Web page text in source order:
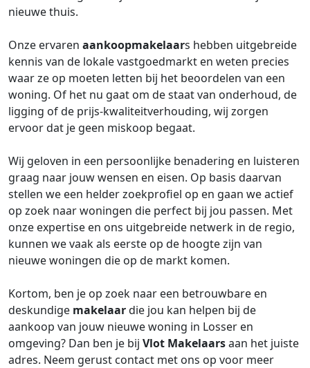
nieuwe thuis.
Onze ervaren aankoopmakelaars hebben uitgebreide
kennis van de lokale vastgoedmarkt en weten precies
waar ze op moeten letten bij het beoordelen van een
woning. Of het nu gaat om de staat van onderhoud, de
ligging of de prijs-kwaliteitverhouding, wij zorgen
ervoor dat je geen miskoop begaat.
Wij geloven in een persoonlijke benadering en luisteren
graag naar jouw wensen en eisen. Op basis daarvan
stellen we een helder zoekprofiel op en gaan we actief
op zoek naar woningen die perfect bij jou passen. Met
onze expertise en ons uitgebreide netwerk in de regio,
kunnen we vaak als eerste op de hoogte zijn van
nieuwe woningen die op de markt komen.
Kortom, ben je op zoek naar een betrouwbare en
deskundige makelaardie jou kan helpen bij de
aankoop van jouw nieuwe woning in Losser en
omgeving? Dan ben je bij Vlot Makelaarsaan het juiste
adres. Neem gerust contact met ons op voor meer